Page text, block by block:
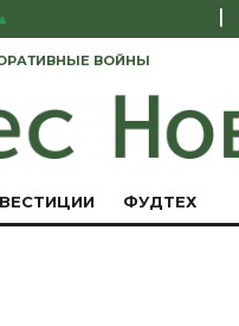
▲ |
ВОЙНЫ
ФУДТЕХ